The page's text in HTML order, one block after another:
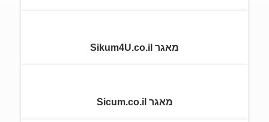
מאגר Sikum4U.co.il
מאגר Sicum.co.il